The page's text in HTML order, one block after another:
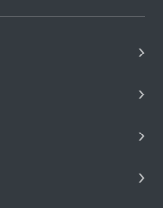
›
›
›
›